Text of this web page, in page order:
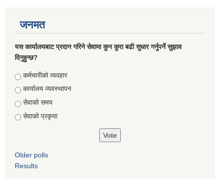
जनमत
यस कार्यालयबाट प्रदान गरिने सेवामा कुन कुरा बढी सुधार गर्नुपर्ने सुझाव
दिनुहुन्छ?
Choices
कर्मचारीको व्यवहार
कार्यालय व्यवस्थापन
सेवाको समय
सेवाको प्रकृया
Older polls
Results